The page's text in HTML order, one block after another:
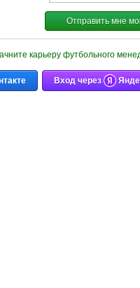
Отправить мне
карьеру футбольного
Вход через